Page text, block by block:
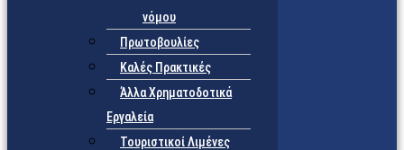
νόμου
Πρωτοβουλίες
Καλές Πρακτικές
Άλλα Χρηματοδοτικά
Εργαλεία
Τουριστικοί Λιμένες